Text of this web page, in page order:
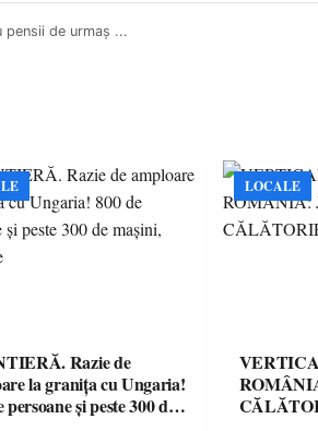
pensii de urmaș ...
Razie de
la granița cu Ungaria!
persoane și peste 300 de
LOCALE